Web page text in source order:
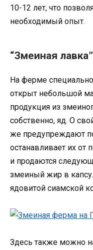
10-12 лет, что
необходимый опыт.
“Змеиная лавка”
На ферме
открыт небольшой
продукция из
собственно, яд. О
же предупреждают
останавливает их от
и продаются
змеиный жир в
ядовитой сиамской
Здесь также можно